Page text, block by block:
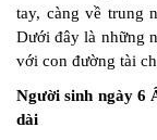
tay, càng về trung
Dưới đây là những
với con đường tài
Người sinh ngày 6
dài